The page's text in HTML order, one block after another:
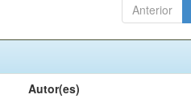
Anterior
Autor(es)